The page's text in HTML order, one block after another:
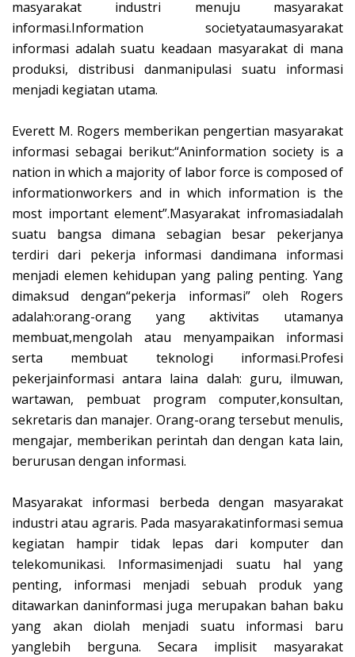
masyarakat industri menuju masyarakat
informasi.Information societyataumasyarakat
informasi adalah suatu keadaan masyarakat di mana
produksi, distribusi danmanipulasi suatu informasi
menjadi kegiatan utama.
Everett M. Rogers memberikan pengertian masyarakat
informasi sebagai berikut:“Aninformation society is a
nation in which a majority of labor force is composed of
informationworkers and in which information is the
most important element”.Masyarakat infromasiadalah
suatu bangsa dimana sebagian besar pekerjanya
terdiri dari pekerja informasi dandimana informasi
menjadi elemen kehidupan yang paling penting. Yang
dimaksud dengan“pekerja informasi” oleh Rogers
adalah:orang-orang yang aktivitas utamanya
membuat,mengolah atau menyampaikan informasi
serta membuat teknologi informasi.Profesi
pekerjainformasi antara laina dalah: guru, ilmuwan,
wartawan, pembuat program computer,konsultan,
sekretaris dan manajer. Orang-orang tersebut menulis,
mengajar, memberikan perintah dan dengan kata lain,
berurusan dengan informasi.
Masyarakat informasi berbeda dengan masyarakat
industri atau agraris. Pada masyarakatinformasi semua
kegiatan hampir tidak lepas dari komputer dan
telekomunikasi. Informasimenjadi suatu hal yang
penting, informasi menjadi sebuah produk yang
ditawarkan daninformasi juga merupakan bahan baku
yang akan diolah menjadi suatu informasi baru
yanglebih berguna. Secara implisit masyarakat